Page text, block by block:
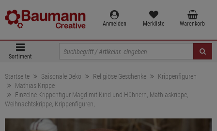
Anmelden Merkliste Warenkorb
Sortiment
Startseite Saisonale Deko Religiöse Geschenke
Krippenfiguren
Mathias Krippe
Einzelne Krippenfigur Magd mit Kind und Hühnern, Mathiaskrippe,
Weihnachtskrippe, Krippenfiguren,